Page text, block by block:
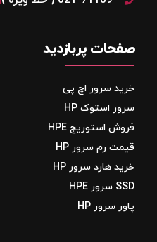
صفحات پربازدید
خرید سرور اچ پی
سرور استوک HP
فروش استوریج‌ HPE
قیمت رم سرور HP
خرید هارد سرور HP
SSD سرور HPE
پاور سرور HP